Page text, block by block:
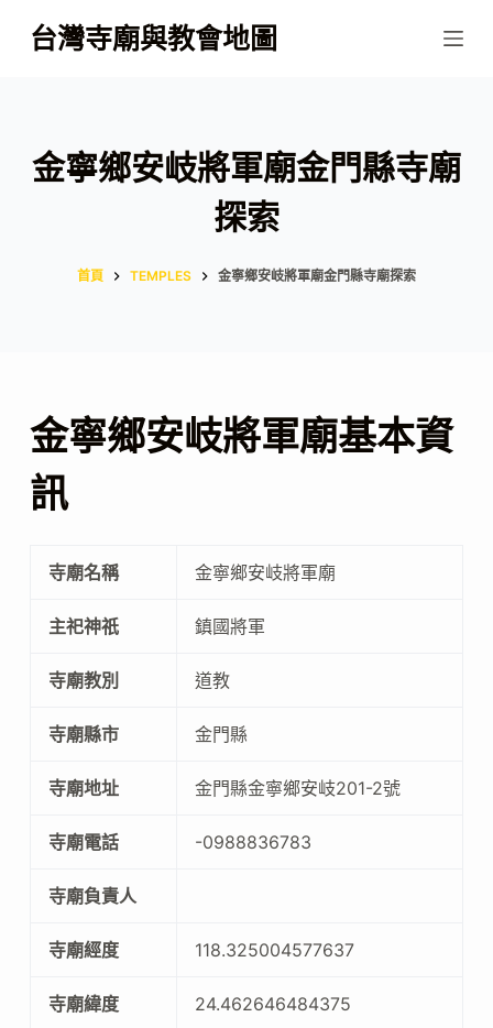
跳
至
容
台灣寺廟與教會地圖
金寧鄉安岐將軍廟金門縣寺廟
探索
首頁 TEMPLES 金寧鄉安岐將軍廟金門縣寺廟探索
金寧鄉安岐將軍廟基本資
訊
寺廟名稱 金寧鄉安岐將軍廟
主祀神祇 鎮國將軍
寺廟教別 道教
寺廟縣市 金門縣
寺廟地址 金門縣金寧鄉安岐201-2號
寺廟電話 -0988836783
寺廟負責人
寺廟經度 118.325004577637
寺廟緯度 24.462646484375